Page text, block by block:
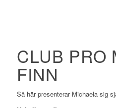
CLUB PRO
FINN
Så här presenterar Michaela sig